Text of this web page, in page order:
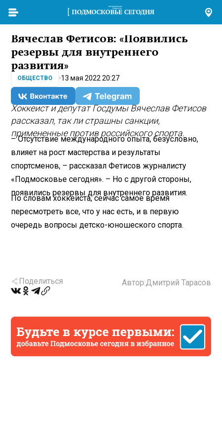
Вячеслав Фетисов: «Появились
резервы для внутреннего
развития»
ОБЩЕСТВО 13 мая 2022 20:27
Хоккеист и депутат Госдумы Вячеслав Фетисов
рассказал, так ли страшны санкции,
примененные против российского спорта.
– Отсутствие международного опыта, безусловно,
влияет на рост мастерства и результаты
спортсменов, – рассказал Фетисов журналисту
«Подмосковье сегодня». – Но с другой стороны,
появились резервы для внутреннего развития.
По словам хоккеиста, сейчас самое время
пересмотреть все, что у нас есть, и в первую
очередь вопросы детско-юношеского спорта.
Поделиться Автор:Дмитрий Тарасов